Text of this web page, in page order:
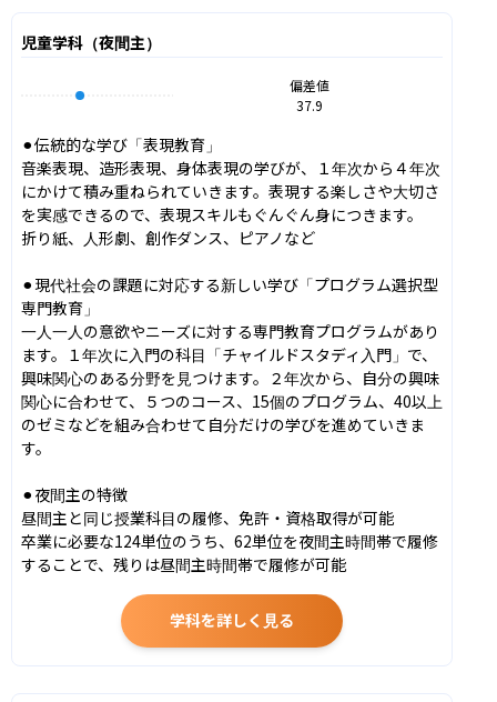
児童学科（夜間主）
偏差値
37.9
⚫︎伝統的な学び「表現教育」
音楽表現、造形表現、身体表現の学びが、１年次から４年次
にかけて積み重ねられていきます。表現する楽しさや大切さ
を実感できるので、表現スキルもぐんぐん身につきます。
折り紙、人形劇、創作ダンス、ピアノなど
⚫︎現代社会の課題に対応する新しい学び「プログラム選択型
専門教育」
一人一人の意欲やニーズに対する専門教育プログラムがあり
ます。１年次に入門の科目「チャイルドスタディ入門」で、
興味関心のある分野を見つけます。２年次から、自分の興味
関心に合わせて、５つのコース、15個のプログラム、40以上
のゼミなどを組み合わせて自分だけの学びを進めていきま
す。
⚫︎夜間主の特徴
昼間主と同じ授業科目の履修、免許・資格取得が可能
卒業に必要な124単位のうち、62単位を夜間主時間帯で履修
することで、残りは昼間主時間帯で履修が可能
学科を詳しく見る